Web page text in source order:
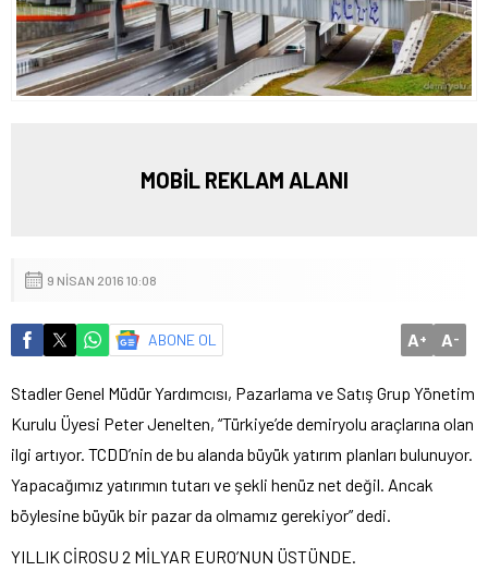
MOBİL REKLAM ALANI
9 NISAN 2016 10:08
ABONE OL A+ A-
Stadler Genel Müdür Yardımcısı, Pazarlama ve Satış Grup Yönetim
Kurulu Üyesi Peter Jenelten, “Türkiye’de demiryolu araçlarına olan
ilgi artıyor. TCDD’nin de bu alanda büyük yatırım planları bulunuyor.
Yapacağımız yatırımın tutarı ve şekli henüz net değil. Ancak
böylesine büyük bir pazar da olmamız gerekiyor” dedi.
YILLIK CİROSU 2 MİLYAR EURO’NUN ÜSTÜNDE.